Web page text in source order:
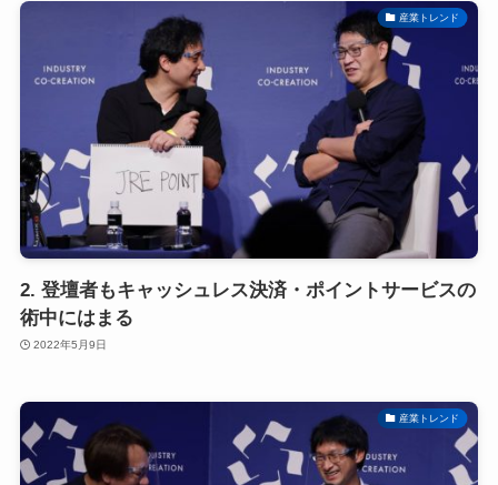
産業トレンド
2. 登壇者もキャッシュレス決済・ポイントサービスの
術中にはまる
2022年5月9日
産業トレンド